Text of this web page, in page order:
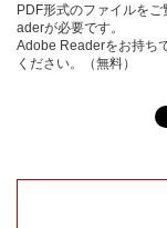
PDF形式のファイルを
aderが必要です。
Adobe Readerをお持ち
ください。（無料）